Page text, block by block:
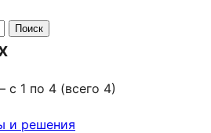
1 по 4 (всего 4)
и решения